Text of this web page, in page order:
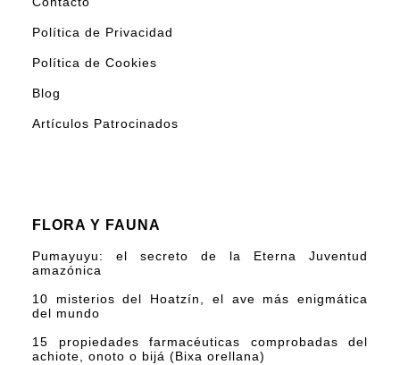
Política de Privacidad
Política de Cookies
Blog
Artículos Patrocinados
FLORA Y FAUNA
Pumayuyu: el secreto de la Eterna Juventud
amazónica
10 misterios del Hoatzín, el ave más enigmática
del mundo
15 propiedades farmacéuticas comprobadas del
achiote, onoto o bijá (Bixa orellana)